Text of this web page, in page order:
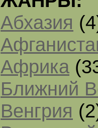
Абхазия
Африка
Ближний
Венгрия